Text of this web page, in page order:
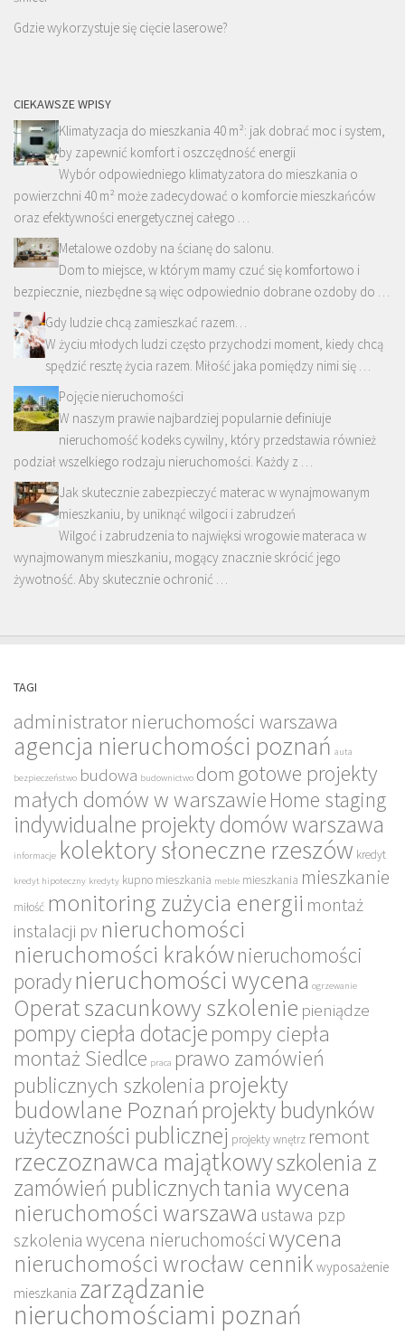
Gdzie wykorzystuje się cięcie laserowe?
CIEKAWSZE WPISY
Klimatyzacja do mieszkania 40 m²: jak dobrać moc i system,
by zapewnić komfort i oszczędność energii
Wybór odpowiedniego klimatyzatora do mieszkania o
powierzchni 40 m² może zadecydować o komforcie mieszkańców
oraz efektywności energetycznej całego …
Metalowe ozdoby na ścianę do salonu.
Dom to miejsce, w którym mamy czuć się komfortowo i
bezpiecznie, niezbędne są więc odpowiednio dobrane ozdoby do …
Gdy ludzie chcą zamieszkać razem…
W życiu młodych ludzi często przychodzi moment, kiedy chcą
spędzić resztę życia razem. Miłość jaka pomiędzy nimi się …
Pojęcie nieruchomości
W naszym prawie najbardziej popularnie definiuje
nieruchomość kodeks cywilny, który przedstawia również
podział wszelkiego rodzaju nieruchomości. Każdy z …
Jak skutecznie zabezpieczyć materac w wynajmowanym
mieszkaniu, by uniknąć wilgoci i zabrudzeń
Wilgoć i zabrudzenia to najwięksi wrogowie materaca w
wynajmowanym mieszkaniu, mogący znacznie skrócić jego
żywotność. Aby skutecznie ochronić …
TAGI
administrator nieruchomości warszawa
agencja nieruchomości poznań auta
bezpieczeństwo budowa budownictwo dom gotowe projekty
małych domów w warszawie Home staging
indywidualne projekty domów warszawa
informacje kolektory słoneczne rzeszów kredyt
kredyt hipoteczny kredyty kupno mieszkania meble mieszkania mieszkanie
miłość monitoring zużycia energii montaż
instalacji pv nieruchomości
nieruchomości krakównieruchomości
poradynieruchomości wycena ogrzewanie
Operat szacunkowy szkolenie pieniądze
pompy ciepła dotacjepompy ciepła
montaż Siedlce praca prawo zamówień
publicznych szkolenia projekty
budowlane Poznańprojekty budynków
użyteczności publicznej projekty wnętrz remont
rzeczoznawca majątkowyszkolenia z
zamówień publicznychtania wycena
nieruchomości warszawa ustawa pzp
szkolenia wycena nieruchomościwycena
nieruchomości wrocław cennik wyposażenie
mieszkania zarządzanie
nieruchomościami poznań